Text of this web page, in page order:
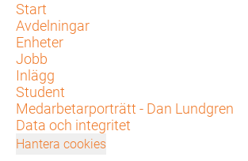
Start
Avdelningar
Enheter
Jobb
Inlägg
Student
Medarbetarporträtt - Dan Lundgren
Data och integritet
Hantera cookies